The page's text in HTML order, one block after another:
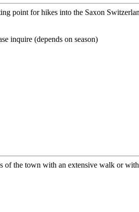
point for hikes into the Saxon
inquire (depends on season)
the town with an extensive walk or